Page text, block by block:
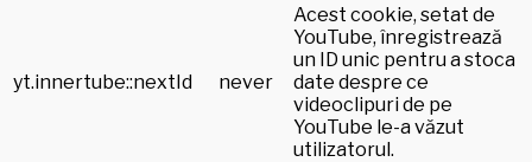
yt.innertube::nextId never
Acest cookie, setat de
YouTube, înregistrează
un ID unic pentru a stoca
date despre ce
videoclipuri de pe
YouTube le-a văzut
utilizatorul.